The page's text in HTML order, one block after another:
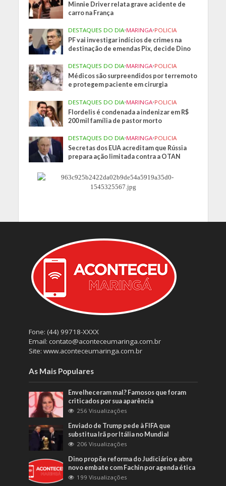
Minnie Driver relata grave acidente de
carro na França
DESTAQUES DO DIA•MARINGA•POLICIA
PF vai investigar indícios de crimes na
destinação de emendas Pix, decide Dino
DESTAQUES DO DIA•MARINGA•POLICIA
Médicos são surpreendidos por terremoto
e protegem paciente em cirurgia
DESTAQUES DO DIA•MARINGA•POLICIA
Flordelis é condenada a indenizar em R$
200 mil família de pastor morto
DESTAQUES DO DIA•MARINGA•POLICIA
Secretas dos EUA acreditam que Rússia
prepara ação limitada contra a OTAN
Fone: (44) 99718-XXXX
Email: contato@aconteceumaringa.com.br
Site: www.aconteceumaringa.com.br
As Mais Populares
Envelheceram mal? Famosos que foram
criticados por sua aparência
256 Visualizações
Enviado de Trump pede à FIFA que
substitua Irã por Itália no Mundial
206 Visualizações
Dino propõe reforma do Judiciário e abre
novo embate com Fachin por agenda ética
199 Visualizações